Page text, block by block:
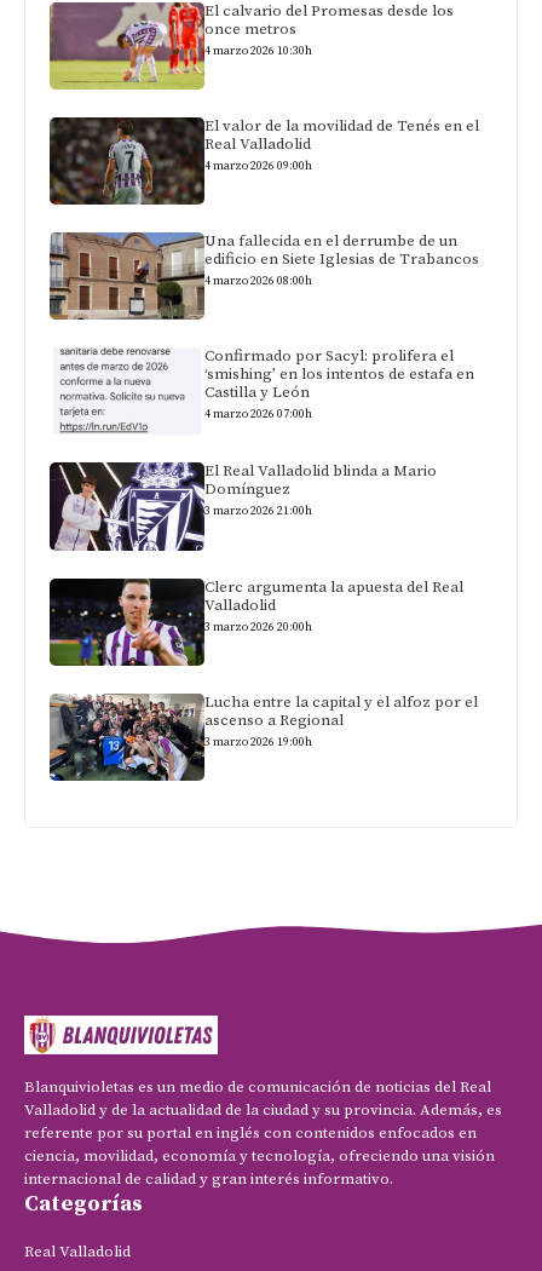
El calvario del Promesas desde los
once metros
4 marzo 2026 10:30h
El valor de la movilidad de Tenés en el
Real Valladolid
4 marzo 2026 09:00h
Una fallecida en el derrumbe de un
edificio en Siete Iglesias de Trabancos
4 marzo 2026 08:00h
Confirmado por Sacyl: prolifera el
‘smishing’ en los intentos de estafa en
Castilla y León
4 marzo 2026 07:00h
El Real Valladolid blinda a Mario
Domínguez
3 marzo 2026 21:00h
Clerc argumenta la apuesta del Real
Valladolid
3 marzo 2026 20:00h
Lucha entre la capital y el alfoz por el
ascenso a Regional
3 marzo 2026 19:00h
Blanquivioletas es un medio de comunicación de noticias del Real
Valladolid y de la actualidad de la ciudad y su provincia. Además, es
referente por su portal en inglés con contenidos enfocados en
ciencia, movilidad, economía y tecnología, ofreciendo una visión
internacional de calidad y gran interés informativo.
Categorías
Real Valladolid